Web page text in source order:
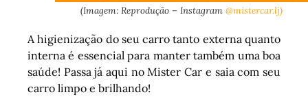
(Imagem: Reprodução – Instagram @mistercar.lj)
A higienização do seu carro tanto externa quanto
interna é essencial para manter também uma boa
saúde! Passa já aqui no Mister Car e saia com seu
carro limpo e brilhando!